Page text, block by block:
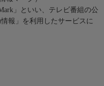
」といい、テレビ番組の公
報」を利用したサービスに